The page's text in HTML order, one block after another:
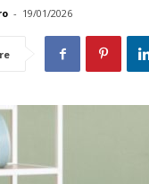
- 19/01/2026